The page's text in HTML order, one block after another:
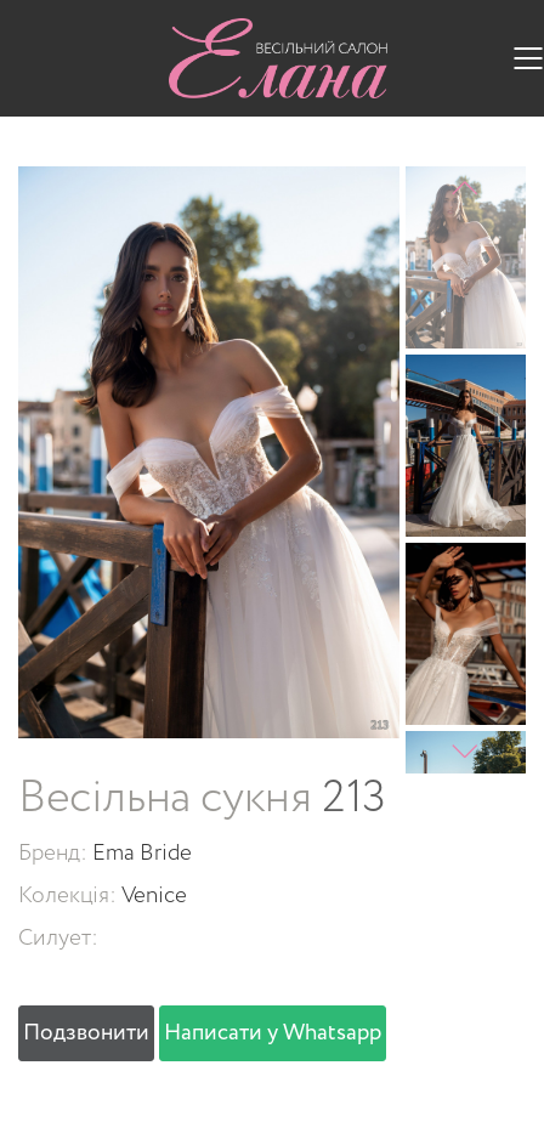
Весільні сукні/
Весільна сукня 213
Бренд: Ema Bride
Колекція: Venice
Силует:
Подзвонити Написати у Whatsapp